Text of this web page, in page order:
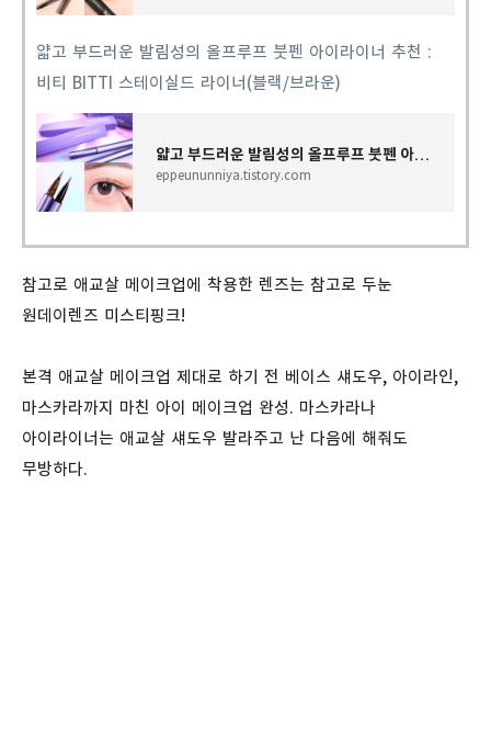
얇고 부드러운 발림성의 올프루프 붓펜 아이라이너 추천 :
비티 BITTI 스테이실드 라이너(블랙/브라운)
얇고 부드러운 발림성의 올프루프 붓펜 아이라이너 추천 : 비티 BITTI 스테이실드 라이너(블랙/브
eppeununniya.tistory.com
참고로 애교살 메이크업에 착용한 렌즈는 참고로 두눈
원데이렌즈 미스티핑크!
본격 애교살 메이크업 제대로 하기 전 베이스 섀도우, 아이라인,
마스카라까지 마친 아이 메이크업 완성. 마스카라나
아이라이너는 애교살 섀도우 발라주고 난 다음에 해줘도
무방하다.